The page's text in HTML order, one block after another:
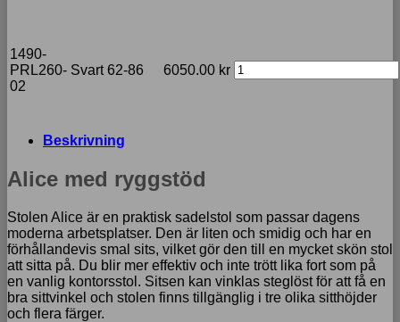
1490-
PRL260-
02
Svart 62-86 6050.00 kr
Beskrivning
Alice med ryggstöd
Stolen Alice är en praktisk sadelstol som passar dagens
moderna arbetsplatser. Den är liten och smidig och har en
förhållandevis smal sits, vilket gör den till en mycket skön stol
att sitta på. Du blir mer effektiv och inte trött lika fort som på
en vanlig kontorsstol. Sitsen kan vinklas steglöst för att få en
bra sittvinkel och stolen finns tillgänglig i tre olika sitthöjder
och flera färger.